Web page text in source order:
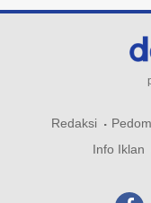
Redaksi
Info Iklan